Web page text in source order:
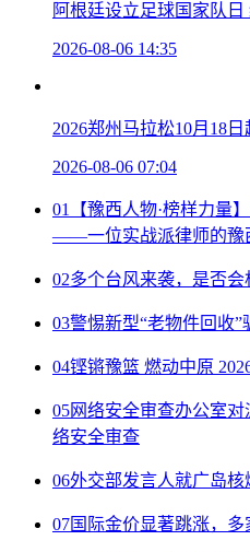
阿根廷设立足球国家队
2026-08-06 14:35
2026郑州马拉松10月18日
2026-08-06 07:04
01
【豫西人物·榜样力量
——一位实战派律师的豫
02多个台风来袭，是否
03警惕新型“老物件回收”
04铿锵豫篮 燃动中原
05网络安全审查办公室
络安全审查
06外交部发言人就广岛核
07国际金价显著跳涨，